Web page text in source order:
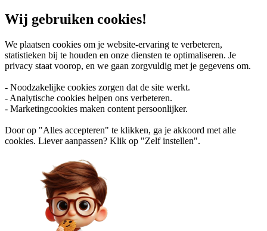
Wij gebruiken cookies!
We plaatsen cookies om je website-ervaring te verbeteren,
statistieken bij te houden en onze diensten te optimaliseren. Je
privacy staat voorop, en we gaan zorgvuldig met je gegevens om.
- Noodzakelijke cookies zorgen dat de site werkt.
- Analytische cookies helpen ons verbeteren.
- Marketingcookies maken content persoonlijker.
Door op "Alles accepteren" te klikken, ga je akkoord met alle
cookies. Liever aanpassen? Klik op "Zelf instellen".